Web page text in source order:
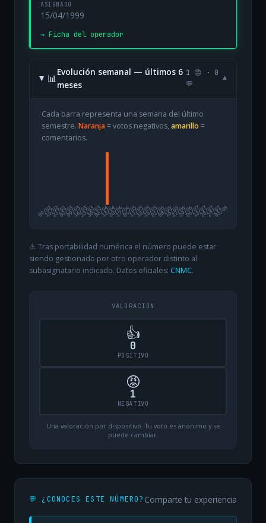
ASIGNADO
15/04/1999
→ Ficha del operador
📊
Evolución semanal — últimos 6
meses
1 😡 · 0
💬
▾
Cada barra representa una semana del último
semestre. Naranja= votos negativos, amarillo =
comentarios.
09/02
16/0223/0202/0309/0316/0323/0330/0306/0413/0420/0427/0404/0511/0518/0525/0501/0608/0615/0622/0629/0606/0713/0720/0727/07
03/08
⚠️ Tras portabilidad numérica el número puede estar
siendo gestionado por otro operador distinto al
subasignatario indicado. Datos oficiales: CNMC.
VALORACIÓN
👍
0
POSITIVO
😡
1
NEGATIVO
Una valoración por dispositivo. Tu voto es anónimo y se
puede cambiar.
💬 ¿CONOCES ESTE NÚMERO? Comparte tu experiencia